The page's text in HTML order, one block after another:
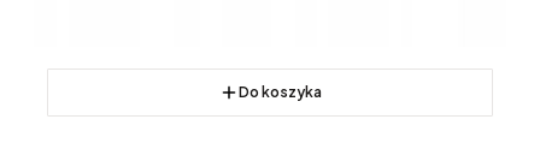
Do koszyka